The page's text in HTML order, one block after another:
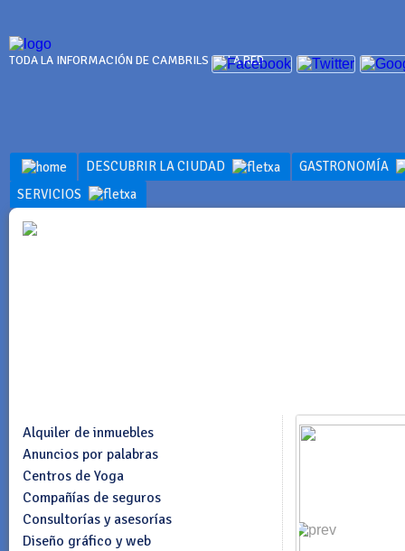
TODA LA INFORMACIÓN DE CAMBRILS EN LA RED
DESCUBRIR LA CIUDAD
GASTRONOMÍA
SERVICIOS
Alquiler de inmuebles
Anuncios por palabras
Centros de Yoga
Compañías de seguros
Consultorías y asesorías
Diseño gráfico y web